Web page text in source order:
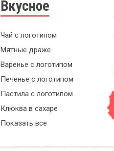
Вкусное
Чай с логотипом
Мятные драже
Варенье с логотипом
Печенье с логотипом
Пастила с логотипом
Клюква в сахаре
Показать все